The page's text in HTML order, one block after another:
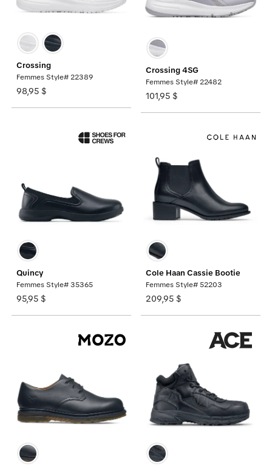
Crossing
Femmes Style# 22389
98,95 $
Crossing 4SG
Femmes Style# 22482
101,95 $
Quincy
Femmes Style# 35365
95,95 $
Cole Haan Cassie Bootie
Femmes Style# 52203
209,95 $